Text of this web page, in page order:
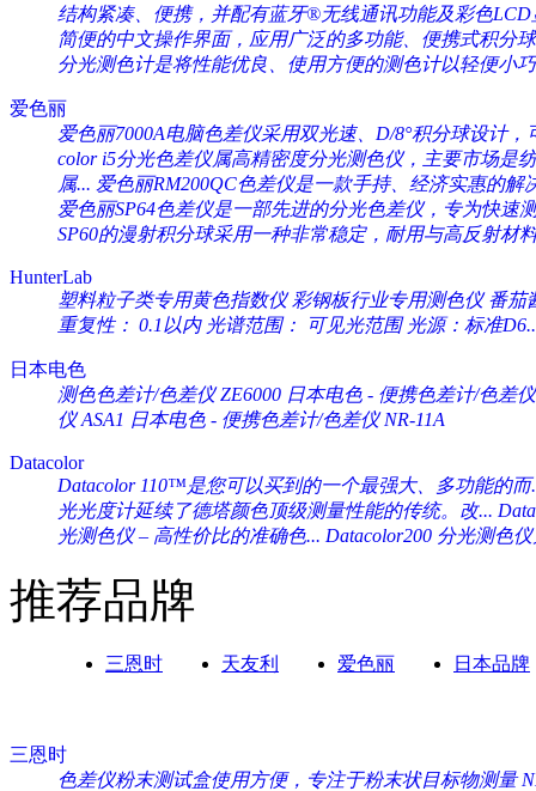
结构紧凑、便携，并配有蓝牙®无线通讯功能及彩色LCD
简便的中文操作界面，应用广泛的多功能、便携式积分
分光测色计是将性能优良、使用方便的测色计以轻便小
爱色丽
爱色丽7000A电脑色差仪采用双光速、D/8°积分球设计，
color i5分光色差仪属高精密度分光测色仪，主要市场是
属... 爱色丽RM200QC色差仪是一款手持、经济实惠的解
爱色丽SP64色差仪是一部先进的分光色差仪，专为快速
SP60的漫射积分球采用一种非常稳定，耐用与高反射材料
HunterLab
塑料粒子类专用黄色指数仪 彩钢板行业专用测色仪 番茄
重复性： 0.1以内 光谱范围： 可见光范围 光源：标准
日本电色
测色色差计/色差仪 ZE6000 日本电色 - 便携色差计/色差
仪 ASA1 日本电色 - 便携色差计/色差仪 NR-11A
Datacolor
Datacolor 110™是您可以买到的一个最强大、多功能的而
光光度计延续了德塔颜色顶级测量性能的传统。改...
光测色仪 – 高性价比的准确色... Datacolor200 分光测色
推荐品牌
三恩时 天友利 爱色丽 日本品牌
三恩时
色差仪粉末测试盒使用方便，专注于粉末状目标物测量